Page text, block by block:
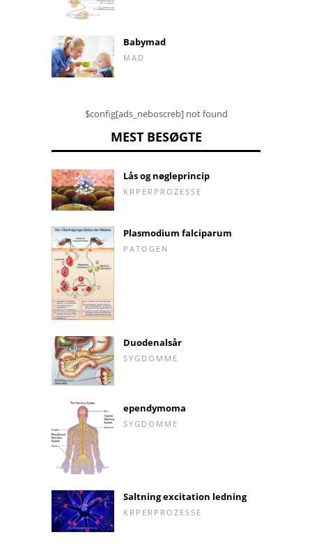
Babymad
MAD
$config[ads_neboscreb] not found
MEST BESØGTE
Lås og nøgleprincip
KRPERPROZESSE
Plasmodium falciparum
PATOGEN
Duodenalsår
SYGDOMME
ependymoma
SYGDOMME
Saltning excitation ledning
KRPERPROZESSE